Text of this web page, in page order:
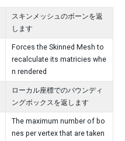
スキンメッシュのボーンを返
します
Forces the Skinned Mesh to
recalculate its matricies whe
n rendered
ローカル座標でのバウンディ
ングボックスを返します
The maximum number of bo
nes per vertex that are taken